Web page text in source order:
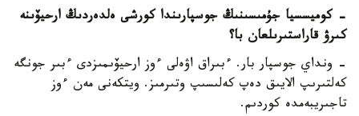
- كوميسسيا جۇمىسىنىڭ جوسپارىندا كورشى ەلدەردىڭ ارحيۆىنە
كىرۋ قاراستىرىلعان با؟
- ونداي جوسپار بار. ءبىراق اۋەلى ءوز ارحيۆىمىزدى ءبىر جونگە
كەلتىرىپ الايىق دەپ كەلىسىپ وتىرمىز. ويتكەنى مەن ءوز
تاجىريبەمدە كوردىم.